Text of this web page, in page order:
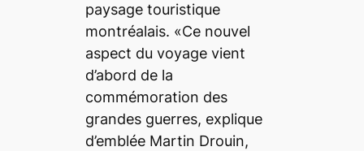
paysage touristique
montréalais. «Ce nouvel
aspect du voyage vient
d’abord de la
commémoration des
grandes guerres, explique
d’emblée Martin Drouin,